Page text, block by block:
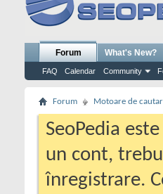
Forum
FAQ Calendar Community
What's New?
Forum Motoare de
SeoPedia
un cont,
înregistrare.